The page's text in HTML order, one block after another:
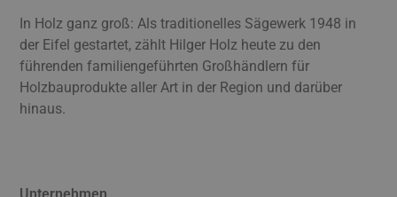
In Holz ganz groß: Als traditionelles Sägewerk 1948 in
der Eifel gestartet, zählt Hilger Holz heute zu den
führenden familiengeführten Großhändlern für
Holzbauprodukte aller Art in der Region und darüber
hinaus.